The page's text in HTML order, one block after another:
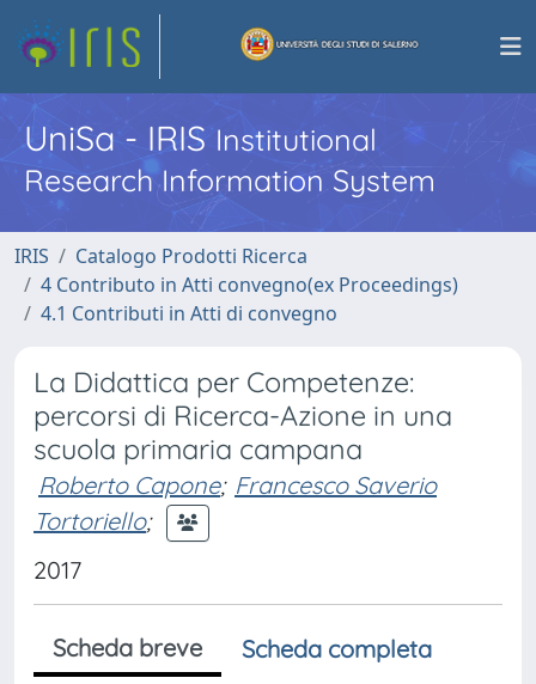
UniSa - IRISInstitutional
Research Information System
IRIS
Catalogo Prodotti Ricerca
4 Contributo in Atti convegno(ex Proceedings)
4.1 Contributi in Atti di convegno
La Didattica per Competenze:
percorsi di Ricerca-Azione in una
scuola primaria campana
Roberto Capone; Francesco Saverio
Tortoriello;
2017
Scheda breve
Scheda completa